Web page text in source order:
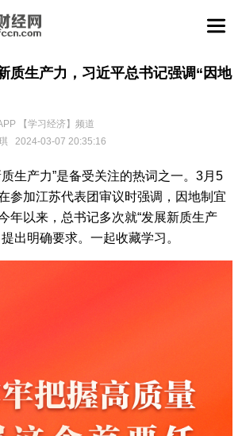
质生产力，习近平总书记强调“因地
【学习经济】频道
2024-03-07 20:35:16
生产力”是备受关注的热词之一。3月5
参加江苏代表团审议时强调，因地制宜
年以来，总书记多次就“发展新质生产
出明确要求。一起收藏学习。